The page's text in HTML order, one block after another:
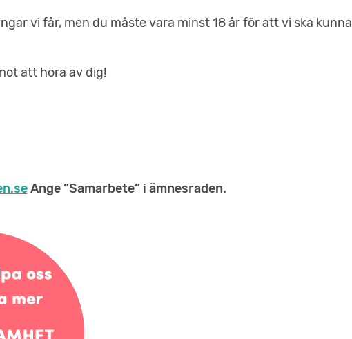
vi får, men du måste vara minst 18 år för att vi ska kunna
att höra av dig!
Ange ”Samarbete” i ämnesraden.